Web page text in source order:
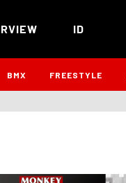
ID
BMX FREESTYLE